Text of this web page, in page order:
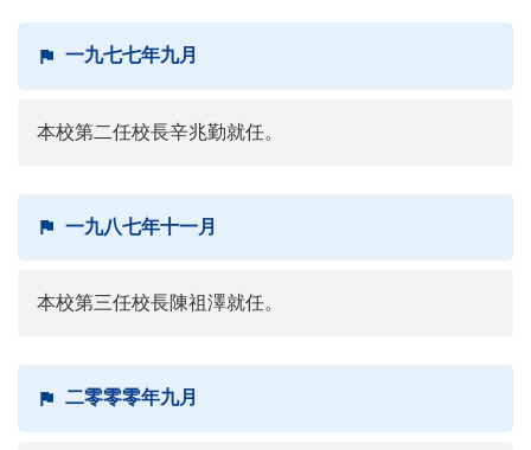
一九七七年九月
本校第二任校長辛兆勤就任。
一九八七年十一月
本校第三任校長陳祖澤就任。
二零零零年九月